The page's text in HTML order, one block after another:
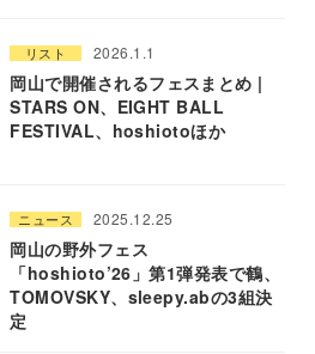
リスト 2026.1.1
岡山で開催されるフェスまとめ |
STARS ON、EIGHT BALL
FESTIVAL、hoshiotoほか
ニュース 2025.12.25
岡山の野外フェス
「hoshioto’26」第1弾発表で鶴、
TOMOVSKY、sleepy.abの3組決
定